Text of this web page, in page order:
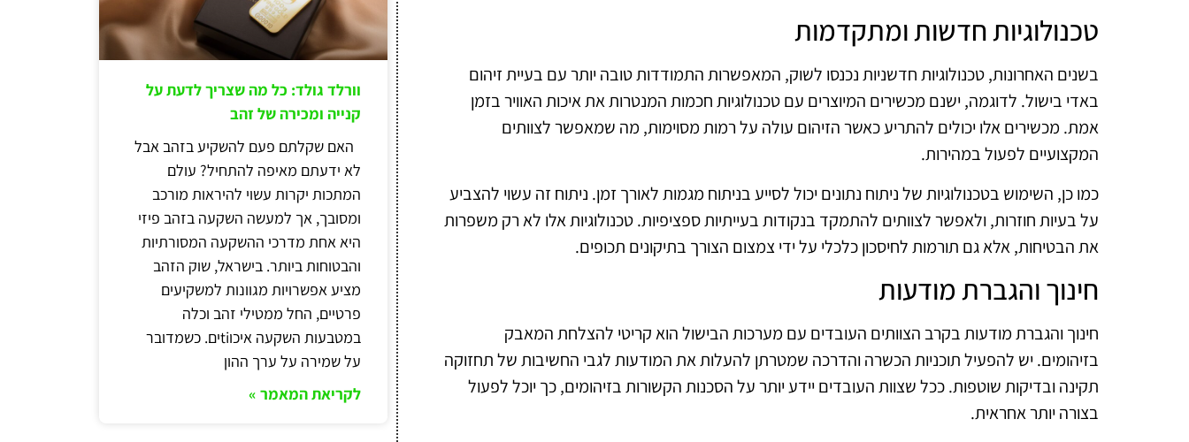
טכנולוגיות חדשות ומתקדמות
בשנים האחרונות, טכנולוגיות חדשניות נכנסו לשוק, המאפשרות התמודדות טובה יותר עם בעיית זיהום
באדי בישול. לדוגמה, ישנם מכשירים המיוצרים עם טכנולוגיות חכמות המנטרות את איכות האוויר בזמן
אמת. מכשירים אלו יכולים להתריע כאשר הזיהום עולה על רמות מסוימות, מה שמאפשר לצוותים
המקצועיים לפעול במהירות.
כמו כן, השימוש בטכנולוגיות של ניתוח נתונים יכול לסייע בניתוח מגמות לאורך זמן. ניתוח זה עשוי להצביע
על בעיות חוזרות, ולאפשר לצוותים להתמקד בנקודות בעייתיות ספציפיות. טכנולוגיות אלו לא רק משפרות
את הבטיחות, אלא גם תורמות לחיסכון כלכלי על ידי צמצום הצורך בתיקונים תכופים.
חינוך והגברת מודעות
חינוך והגברת מודעות בקרב הצוותים העובדים עם מערכות הבישול הוא קריטי להצלחת המאבק
בזיהומים. יש להפעיל תוכניות הכשרה והדרכה שמטרתן להעלות את המודעות לגבי החשיבות של תחזוקה
תקינה ובדיקות שוטפות. ככל שצוות העובדים יידע יותר על הסכנות הקשורות בזיהומים, כך יוכל לפעול
בצורה יותר אחראית.
וורלד גולד: כל מה שצריך לדעת על
קנייה ומכירה של זהב
האם שקלתם פעם להשקיע בזהב אבל
לא ידעתם מאיפה להתחיל? עולם
המתכות יקרות עשוי להיראות מורכב
ומסובך, אך למעשה השקעה בזהב פיזי
היא אחת מדרכי ההשקעה המסורתיות
והבטוחות ביותר. בישראל, שוק הזהב
מציע אפשרויות מגוונות למשקיעים
פרטיים, החל ממטילי זהב וכלה
במטבעות השקעה איכוtiים. כשמדובר
על שמירה על ערך ההון
לקריאת המאמר »